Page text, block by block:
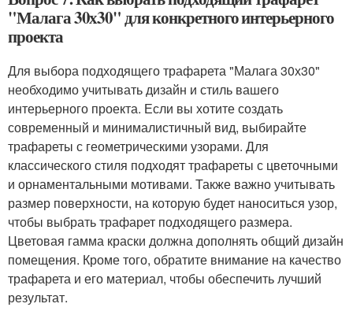
"Малага 30х30" для конкретного интерьерного
проекта
Для выбора подходящего трафарета "Малага 30х30"
необходимо учитывать дизайн и стиль вашего
интерьерного проекта. Если вы хотите создать
современный и минималистичный вид, выбирайте
трафареты с геометрическими узорами. Для
классического стиля подходят трафареты с цветочными
и орнаментальными мотивами. Также важно учитывать
размер поверхности, на которую будет наноситься узор,
чтобы выбрать трафарет подходящего размера.
Цветовая гамма краски должна дополнять общий дизайн
помещения. Кроме того, обратите внимание на качество
трафарета и его материал, чтобы обеспечить лучший
результат.